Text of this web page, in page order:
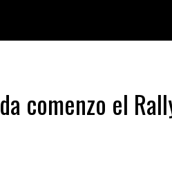
comenzo el